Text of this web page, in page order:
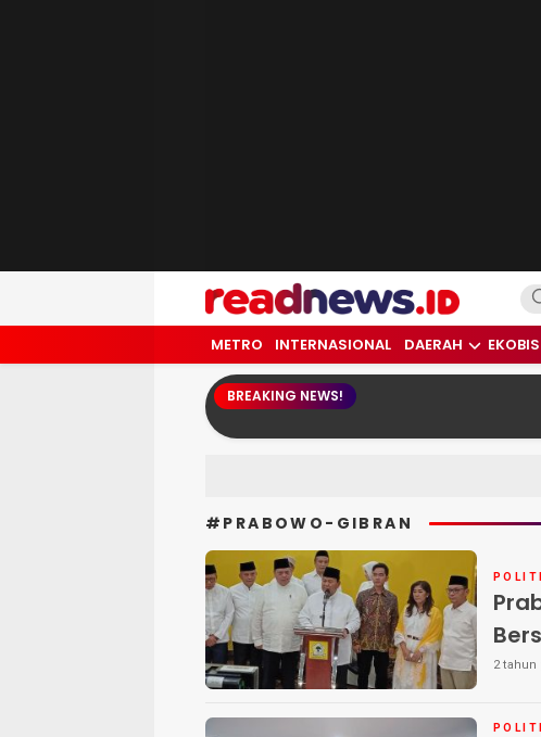
readnews.id
Berita Terkini, Update Terbaru Hari ini dari
METRO INTERNASIONAL DAERAH EKOBIS
BREAKING NEWS!
#PRABOWO-GIBRAN
2 tahun